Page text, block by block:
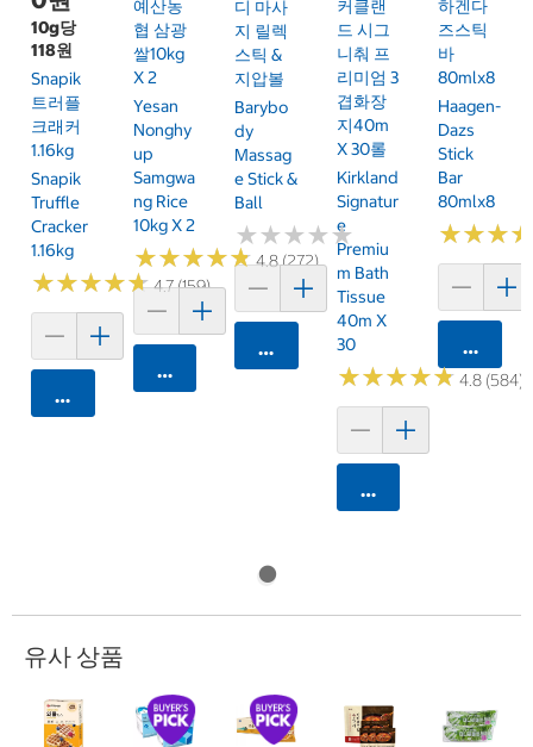
10g당
118원
Snapik
트러플
크래커
1.16kg
Snapik
Truffle
Cracker
1.16kg
★★★★★
★★★★★4.7 (159)
카트에 담기
예산농
협 삼광
쌀10kg
X 2
Yesan
Nonghy
Up
Samgwa
Ng Rice
10kg X 2
★★★★★
★★★★★4.8 (272)
카트에 담기
디 마사
지 릴렉
스틱 &
지압볼
Barybo
Dy
Massag
E Stick &
Ball
★★★★★
★★★★★
카트에 담기
커클랜
드 시그
니춰 프
리미엄 3
겹화장
지40m
X 30롤
Kirkland
Signatur
E
Premiu
M Bath
Tissue
40m X
30
★★★★★
★★★★★4.8 (584)
카트에 담기
하겐다
즈스틱
바
80mlx8
Haagen-
Dazs
Stick
Bar
80mlx8
★★★
★★★
카트에
유사 상품